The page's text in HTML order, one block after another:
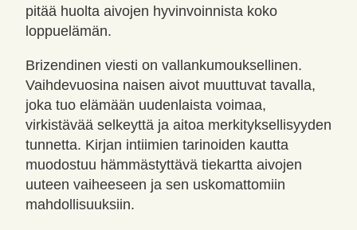
pitää huolta aivojen hyvinvoinnista koko
loppuelämän.
Brizendinen viesti on vallankumouksellinen.
Vaihdevuosina naisen aivot muuttuvat tavalla,
joka tuo elämään uudenlaista voimaa,
virkistävää selkeyttä ja aitoa merkityksellisyyden
tunnetta. Kirjan intiimien tarinoiden kautta
muodostuu hämmästyttävä tiekartta aivojen
uuteen vaiheeseen ja sen uskomattomiin
mahdollisuuksiin.